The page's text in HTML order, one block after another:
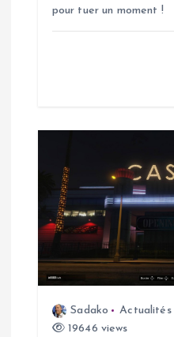
e
pour tuer un moment !
Sadako Actualités
19646 views